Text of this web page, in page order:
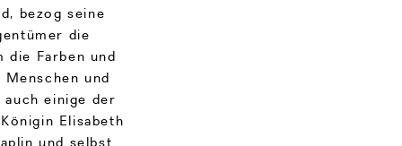
bezog seine
die
die Farben und
und
einige der
Elisabeth
und selbst